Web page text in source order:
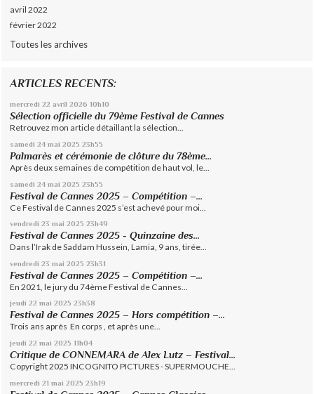
avril 2022
février 2022
Toutes les archives
ARTICLES RECENTS:
mercredi 22 avril 2026 10h10
Sélection officielle du 79ème Festival de Cannes
Retrouvez mon article détaillant la sélection...
samedi 24 mai 2025 23h55
Palmarès et cérémonie de clôture du 78ème...
Après deux semaines de compétition de haut vol, le...
samedi 24 mai 2025 23h55
Festival de Cannes 2025 – Compétition –...
Ce Festival de Cannes 2025 s’est achevé pour moi...
vendredi 23 mai 2025 23h49
Festival de Cannes 2025 - Quinzaine des...
Dans l’Irak de Saddam Hussein, Lamia, 9 ans, tirée...
vendredi 23 mai 2025 23h31
Festival de Cannes 2025 – Compétition –...
En 2021, le jury du 74ème Festival de Cannes...
jeudi 22 mai 2025 23h38
Festival de Cannes 2025 – Hors compétition –...
Trois ans après En corps , et après une...
jeudi 22 mai 2025 11h04
Critique de CONNEMARA de Alex Lutz – Festival...
Copyright 2025 INCOGNITO PICTURES - SUPERMOUCHE...
mercredi 21 mai 2025 23h19